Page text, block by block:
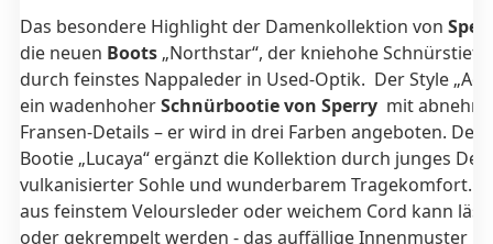
Das besondere Highlight der Damenkollektion von
die neuen Boots „Northstar“, der kniehohe
durch feinstes Nappaleder in Used-Optik. Der Style
ein wadenhoherSchnürbootie von Sperry mit
Fransen-Details – er wird in drei Farben angeboten. Der
Bootie „Lucaya“ ergänzt die Kollektion durch junges
vulkanisierter Sohle und wunderbarem Tragekomfort.
aus feinstem Veloursleder oder weichem Cord kann
oder gekrempelt werden - das auffällige Innenmuster in